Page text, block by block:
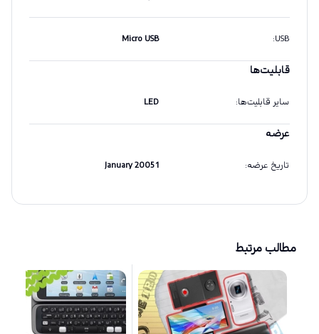
USB
:
Micro USB
قابلیت‌ها
سایر قابلیت‌ها:
LED
عرضه
تاریخ عرضه:
1 January 2005
مطالب مرتبط